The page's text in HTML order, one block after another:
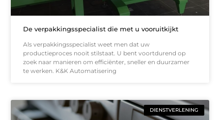
De verpakkingsspecialist die met u vooruitkijkt
Als verpakkingsspecialist weet men dat uw
productieproces nooit stilstaat. U bent voortdurend op
zoek naar manieren om efficiënter, sneller en duurzamer
te werken. K&K Automatisering
DIENSTVERLENING